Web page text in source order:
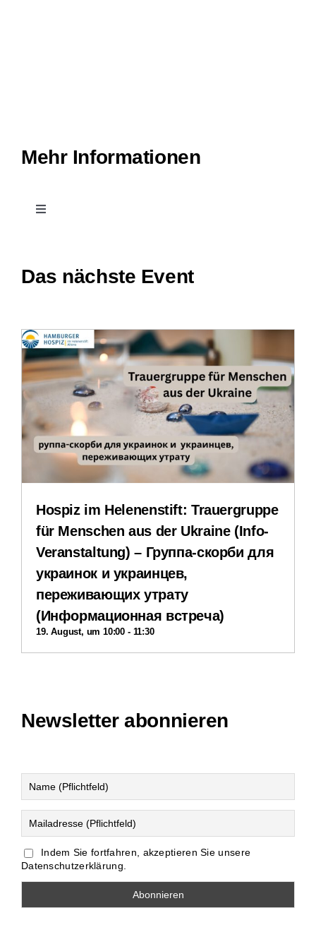
Mehr Informationen
Toggle
Stellenangebote
Veranstaltungen
Impressum
Datenschutzerklärung
Das nächste Event
Hospiz im Helenenstift: Trauergruppe
für Menschen aus der Ukraine (Info-
Veranstaltung) – Группа-скорби для
украинок и украинцев,
переживающих утрату
(Информационная встреча)
19. August, um 10:00 - 11:30
Newsletter abonnieren
Indem Sie fortfahren, akzeptieren Sie unsere
Datenschutzerklärung.